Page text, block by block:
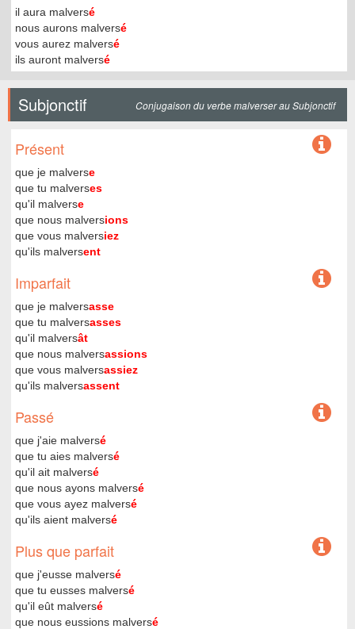
il aura malversé
nous aurons malversé
vous aurez malversé
ils auront malversé
Subjonctif Conjugaison du verbe malverser au Subjonctif
Présent
que je malverse
que tu malverses
qu'il malverse
que nous malversions
que vous malversiez
qu'ils malversent
Imparfait
que je malversasse
que tu malversasses
qu'il malversât
que nous malversassions
que vous malversassiez
qu'ils malversassent
Passé
que j'aie malversé
que tu aies malversé
qu'il ait malversé
que nous ayons malversé
que vous ayez malversé
qu'ils aient malversé
Plus que parfait
que j'eusse malversé
que tu eusses malversé
qu'il eût malversé
que nous eussions malversé